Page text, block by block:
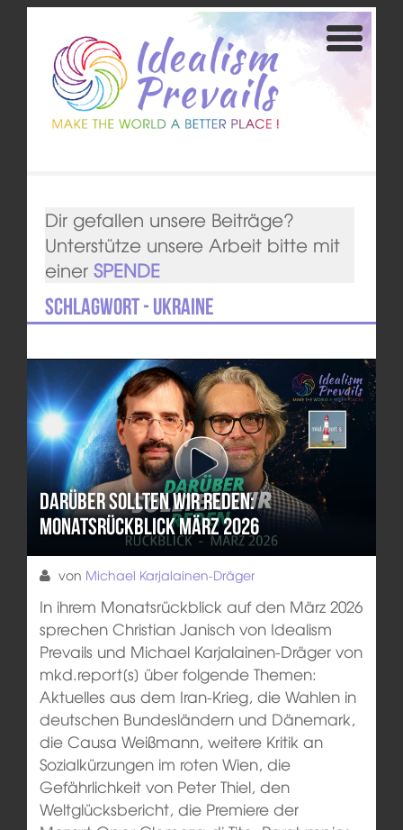
Dir gefallen unsere Beiträge?
Unterstütze unsere Arbeit bitte mit
einer SPENDE
Schlagwort - Ukraine
Darüber sollten wir reden:
Monatsrückblick März 2026
von Michael Karjalainen-Dräger
In ihrem Monatsrückblick auf den März 2026
sprechen Christian Janisch von Idealism
Prevails und Michael Karjalainen-Dräger von
mkd.report[s] über folgende Themen:
Aktuelles aus dem Iran-Krieg, die Wahlen in
deutschen Bundesländern und Dänemark,
die Causa Weißmann, weitere Kritik an
Sozialkürzungen im roten Wien, die
Gefährlichkeit von Peter Thiel, den
Weltglücksbericht, die Premiere der